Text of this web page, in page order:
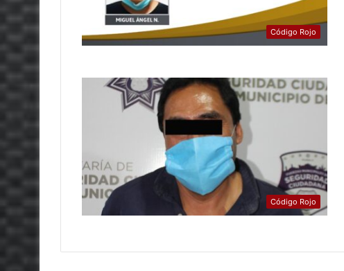
Código Rojo
Código Rojo